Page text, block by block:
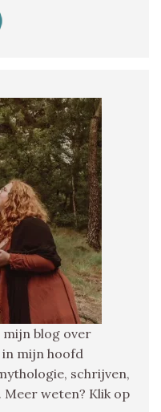
mijn blog over
in mijn hoofd
schrijven,
weten? Klik op